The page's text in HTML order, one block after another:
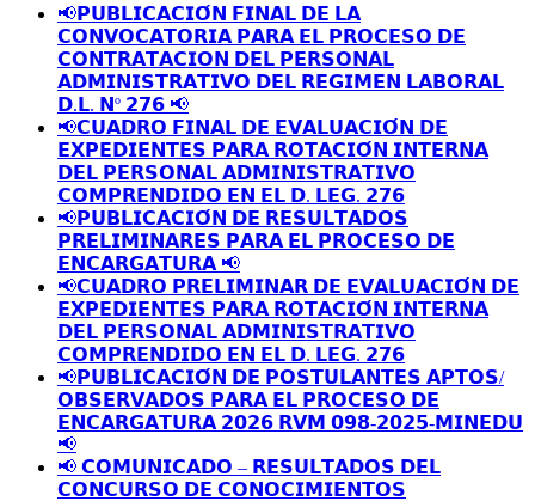
📢𝗣𝗨𝗕𝗟𝗜𝗖𝗔𝗖𝗜𝗢́𝗡 𝗙𝗜𝗡𝗔𝗟 𝗗𝗘 𝗟𝗔
𝗖𝗢𝗡𝗩𝗢𝗖𝗔𝗧𝗢𝗥𝗜𝗔 𝗣𝗔𝗥𝗔 𝗘𝗟 𝗣𝗥𝗢𝗖𝗘𝗦𝗢 𝗗𝗘
𝗖𝗢𝗡𝗧𝗥𝗔𝗧𝗔𝗖𝗜𝗢𝗡 𝗗𝗘𝗟 𝗣𝗘𝗥𝗦𝗢𝗡𝗔𝗟
𝗔𝗗𝗠𝗜𝗡𝗜𝗦𝗧𝗥𝗔𝗧𝗜𝗩𝗢 𝗗𝗘𝗟 𝗥𝗘𝗚𝗜𝗠𝗘𝗡 𝗟𝗔𝗕𝗢𝗥𝗔𝗟
𝗗.𝗟. 𝗡º 𝟮𝟳𝟲 📢
📢𝗖𝗨𝗔𝗗𝗥𝗢 𝗙𝗜𝗡𝗔𝗟 𝗗𝗘 𝗘𝗩𝗔𝗟𝗨𝗔𝗖𝗜𝗢́𝗡 𝗗𝗘
𝗘𝗫𝗣𝗘𝗗𝗜𝗘𝗡𝗧𝗘𝗦 𝗣𝗔𝗥𝗔 𝗥𝗢𝗧𝗔𝗖𝗜𝗢́𝗡 𝗜𝗡𝗧𝗘𝗥𝗡𝗔
𝗗𝗘𝗟 𝗣𝗘𝗥𝗦𝗢𝗡𝗔𝗟 𝗔𝗗𝗠𝗜𝗡𝗜𝗦𝗧𝗥𝗔𝗧𝗜𝗩𝗢
𝗖𝗢𝗠𝗣𝗥𝗘𝗡𝗗𝗜𝗗𝗢 𝗘𝗡 𝗘𝗟 𝗗. 𝗟𝗘𝗚. 𝟮𝟳𝟲
📢𝗣𝗨𝗕𝗟𝗜𝗖𝗔𝗖𝗜𝗢́𝗡 𝗗𝗘 𝗥𝗘𝗦𝗨𝗟𝗧𝗔𝗗𝗢𝗦
𝗣𝗥𝗘𝗟𝗜𝗠𝗜𝗡𝗔𝗥𝗘𝗦 𝗣𝗔𝗥𝗔 𝗘𝗟 𝗣𝗥𝗢𝗖𝗘𝗦𝗢 𝗗𝗘
𝗘𝗡𝗖𝗔𝗥𝗚𝗔𝗧𝗨𝗥𝗔 📢
📢𝗖𝗨𝗔𝗗𝗥𝗢 𝗣𝗥𝗘𝗟𝗜𝗠𝗜𝗡𝗔𝗥 𝗗𝗘 𝗘𝗩𝗔𝗟𝗨𝗔𝗖𝗜𝗢́𝗡 𝗗𝗘
𝗘𝗫𝗣𝗘𝗗𝗜𝗘𝗡𝗧𝗘𝗦 𝗣𝗔𝗥𝗔 𝗥𝗢𝗧𝗔𝗖𝗜𝗢́𝗡 𝗜𝗡𝗧𝗘𝗥𝗡𝗔
𝗗𝗘𝗟 𝗣𝗘𝗥𝗦𝗢𝗡𝗔𝗟 𝗔𝗗𝗠𝗜𝗡𝗜𝗦𝗧𝗥𝗔𝗧𝗜𝗩𝗢
𝗖𝗢𝗠𝗣𝗥𝗘𝗡𝗗𝗜𝗗𝗢 𝗘𝗡 𝗘𝗟 𝗗. 𝗟𝗘𝗚. 𝟮𝟳𝟲
📢𝗣𝗨𝗕𝗟𝗜𝗖𝗔𝗖𝗜𝗢́𝗡 𝗗𝗘 𝗣𝗢𝗦𝗧𝗨𝗟𝗔𝗡𝗧𝗘𝗦 𝗔𝗣𝗧𝗢𝗦/
𝗢𝗕𝗦𝗘𝗥𝗩𝗔𝗗𝗢𝗦 𝗣𝗔𝗥𝗔 𝗘𝗟 𝗣𝗥𝗢𝗖𝗘𝗦𝗢 𝗗𝗘
𝗘𝗡𝗖𝗔𝗥𝗚𝗔𝗧𝗨𝗥𝗔 𝟮𝟬𝟮𝟲 𝗥𝗩𝗠 𝟬𝟵𝟴-𝟮𝟬𝟮𝟱-𝗠𝗜𝗡𝗘𝗗𝗨
📢
📢 𝗖𝗢𝗠𝗨𝗡𝗜𝗖𝗔𝗗𝗢 – 𝗥𝗘𝗦𝗨𝗟𝗧𝗔𝗗𝗢𝗦 𝗗𝗘𝗟
𝗖𝗢𝗡𝗖𝗨𝗥𝗦𝗢 𝗗𝗘 𝗖𝗢𝗡𝗢𝗖𝗜𝗠𝗜𝗘𝗡𝗧𝗢𝗦